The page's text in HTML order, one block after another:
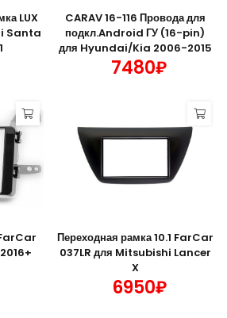
LUX
Santa
CARAV 16-116 Провода для
подкл.Android ГУ (16-pin)
для Hyundai/Kia 2006-2015
7480₽
Переходная рамка 10.1 FarCar
037LR для Mitsubishi Lancer
X
6950₽